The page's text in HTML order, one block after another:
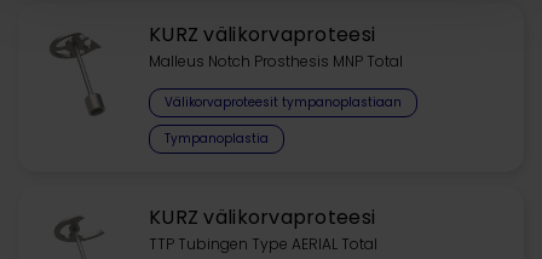
KURZ välikorvaproteesi
Malleus Notch Prosthesis MNP Total
Välikorvaproteesit tympanoplastiaan
Tympanoplastia
KURZ välikorvaproteesi
TTP Tubingen Type AERIAL Total